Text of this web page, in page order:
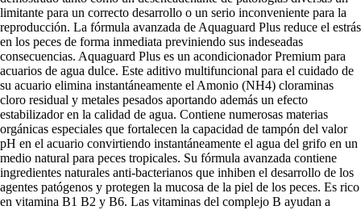
limitante para un correcto desarrollo o un serio inconveniente para la
reproducción. La fórmula avanzada de Aquaguard Plus reduce el estrás
en los peces de forma inmediata previniendo sus indeseadas
consecuencias. Aquaguard Plus es un acondicionador Premium para
acuarios de agua dulce. Este aditivo multifuncional para el cuidado de
su acuario elimina instantáneamente el Amonio (NH4) cloraminas
cloro residual y metales pesados aportando además un efecto
estabilizador en la calidad de agua. Contiene numerosas materias
orgánicas especiales que fortalecen la capacidad de tampón del valor
pH en el acuario convirtiendo instantáneamente el agua del grifo en un
medio natural para peces tropicales. Su fórmula avanzada contiene
ingredientes naturales anti-bacterianos que inhiben el desarrollo de los
agentes patógenos y protegen la mucosa de la piel de los peces. Es rico
en vitamina B1 B2 y B6. Las vitaminas del complejo B ayudan a